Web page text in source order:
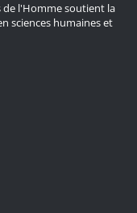
de l'Homme soutient la
sciences humaines et